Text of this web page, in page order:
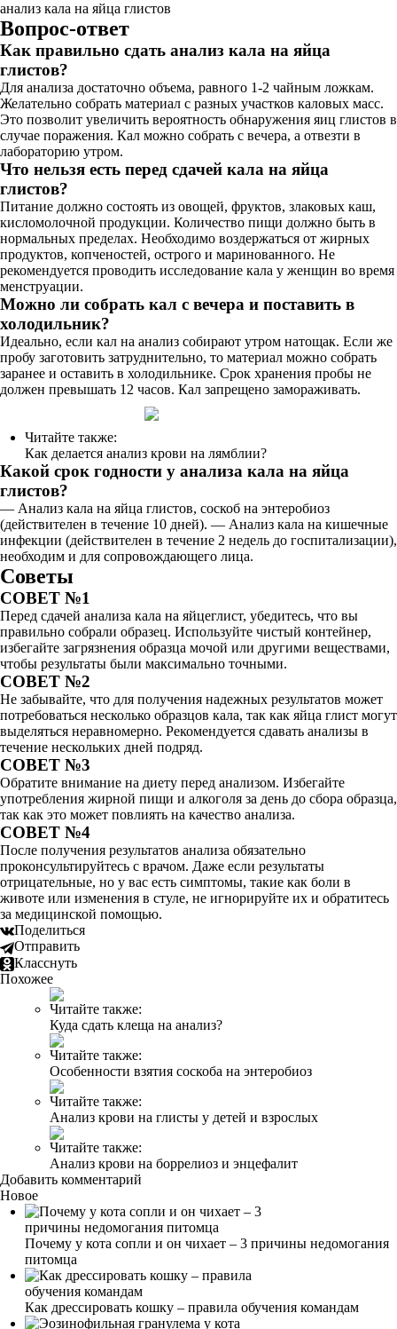
анализ кала на яйца глистов
Вопрос-ответ
Как правильно сдать анализ кала на яйца
глистов?
Для анализа достаточно объема, равного 1-2 чайным ложкам.
Желательно собрать материал с разных участков каловых масс.
Это позволит увеличить вероятность обнаружения яиц глистов в
случае поражения. Кал можно собрать с вечера, а отвезти в
лабораторию утром.
Что нельзя есть перед сдачей кала на яйца
глистов?
Питание должно состоять из овощей, фруктов, злаковых каш,
кисломолочной продукции. Количество пищи должно быть в
нормальных пределах. Необходимо воздержаться от жирных
продуктов, копченостей, острого и маринованного. Не
рекомендуется проводить исследование кала у женщин во время
менструации.
Можно ли собрать кал с вечера и поставить в
холодильник?
Идеально, если кал на анализ собирают утром натощак. Если же
пробу заготовить затруднительно, то материал можно собрать
заранее и оставить в холодильнике. Срок хранения пробы не
должен превышать 12 часов. Кал запрещено замораживать.
Читайте также:
Как делается анализ крови на лямблии?
Какой срок годности у анализа кала на яйца
глистов?
— Анализ кала на яйца глистов, соскоб на энтеробиоз
(действителен в течение 10 дней). — Анализ кала на кишечные
инфекции (действителен в течение 2 недель до госпитализации),
необходим и для сопровождающего лица.
Советы
СОВЕТ №1
Перед сдачей анализа кала на яйцеглист, убедитесь, что вы
правильно собрали образец. Используйте чистый контейнер,
избегайте загрязнения образца мочой или другими веществами,
чтобы результаты были максимально точными.
СОВЕТ №2
Не забывайте, что для получения надежных результатов может
потребоваться несколько образцов кала, так как яйца глист могут
выделяться неравномерно. Рекомендуется сдавать анализы в
течение нескольких дней подряд.
СОВЕТ №3
Обратите внимание на диету перед анализом. Избегайте
употребления жирной пищи и алкоголя за день до сбора образца,
так как это может повлиять на качество анализа.
СОВЕТ №4
После получения результатов анализа обязательно
проконсультируйтесь с врачом. Даже если результаты
отрицательные, но у вас есть симптомы, такие как боли в
животе или изменения в стуле, не игнорируйте их и обратитесь
за медицинской помощью.
Поделиться
Отправить
Класснуть
Похожее
Читайте также:
Куда сдать клеща на анализ?
Читайте также:
Особенности взятия соскоба на энтеробиоз
Читайте также:
Анализ крови на глисты у детей и взрослых
Читайте также:
Анализ крови на боррелиоз и энцефалит
Добавить комментарий
Новое
Почему у кота сопли и он чихает – 3 причины недомогания
питомца
Как дрессировать кошку – правила обучения командам